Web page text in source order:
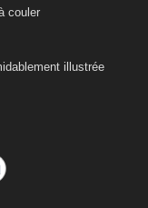
couler
illustrée